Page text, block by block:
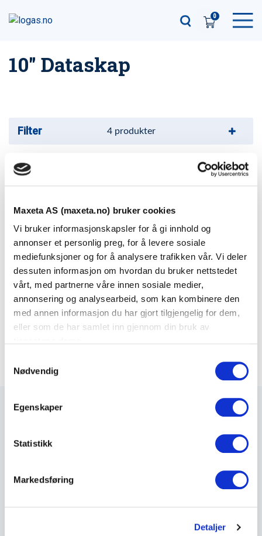
Maxeta AS (maxeta.no) bruker cookies
Vi bruker informasjonskapsler for å gi innhold og
annonser et personlig preg, for å levere sosiale
mediefunksjoner og for å analysere trafikken vår. Vi deler
dessuten informasjon om hvordan du bruker nettstedet
vårt, med partnerne våre innen sosiale medier,
annonsering og analysearbeid, som kan kombinere den
med annen informasjon du har gjort tilgjengelig for dem,
eller som de har samlet inn gjennom din bruk av
Nødvendig
Egenskaper
Statistikk
Markedsføring
Detaljer
0
10" Dataskap
Filter 4produkter
Varenummer: 9953100
10″ Hylle for Dataskap 1U-Grå
Varenummer: 403008
10″ Hylle for Dataskap 1U-Sort
Varenummer: 403908
10″ Strømlist med 3 uttak
Varenummer: 5191670
Maxeta AS har forsynt Norge med elektro-tekniske